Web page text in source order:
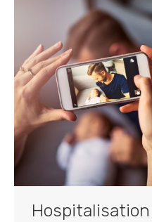
Hospitalisation